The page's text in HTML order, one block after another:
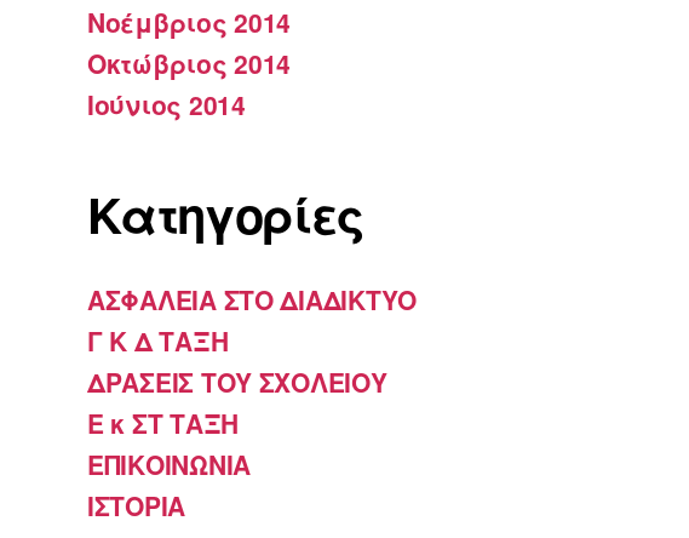
Νοέμβριος 2014
Οκτώβριος 2014
Ιούνιος 2014
Kατηγορίες
ΑΣΦΑΛΕΙΑ ΣΤΟ ΔΙΑΔΙΚΤΥΟ
Γ Κ Δ ΤΑΞΗ
ΔΡΑΣΕΙΣ ΤΟΥ ΣΧΟΛΕΙΟΥ
Ε κ ΣΤ ΤΑΞΗ
ΕΠΙΚΟΙΝΩΝΙΑ
ΙΣΤΟΡΙΑ